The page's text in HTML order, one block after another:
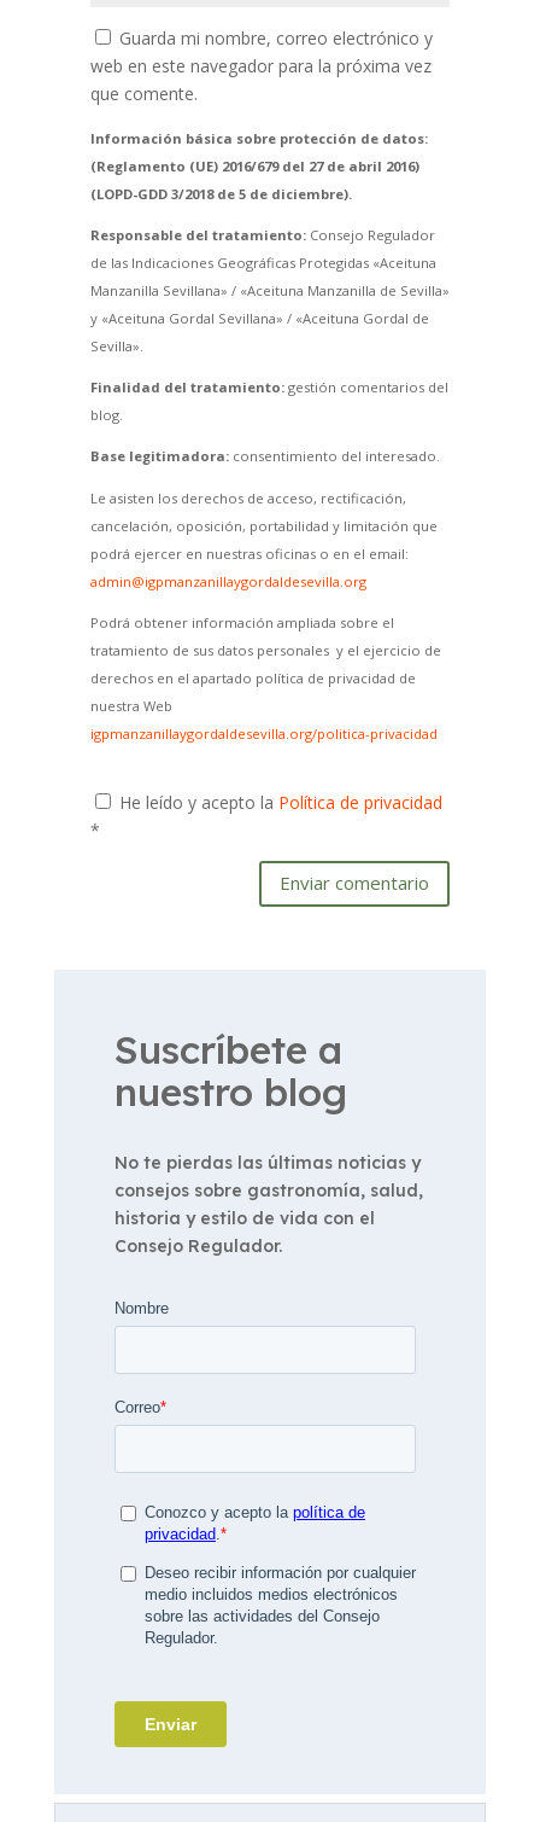
Guarda mi nombre, correo electrónico y
web en este navegador para la próxima vez
que comente.
Información básica sobre protección de datos:
(Reglamento (UE) 2016/679 del 27 de abril 2016)
(LOPD-GDD 3/2018 de 5 de diciembre).
Responsable del tratamiento:Consejo Regulador
de las Indicaciones Geográficas Protegidas «Aceituna
Manzanilla Sevillana» / «Aceituna Manzanilla de Sevilla»
y «Aceituna Gordal Sevillana» / «Aceituna Gordal de
Sevilla».
Finalidad del tratamiento:gestión comentarios del
blog.
Base legitimadora:consentimiento del interesado.
Le asisten los derechos de acceso, rectificación,
cancelación, oposición, portabilidad y limitación que
podrá ejercer en nuestras oficinas o en el email:
admin@igpmanzanillaygordaldesevilla.org
Podrá obtener información ampliada sobre el
tratamiento de sus datos personales y el ejercicio de
derechos en el apartado política de privacidad de
nuestra Web
igpmanzanillaygordaldesevilla.org/politica-privacidad
He leído y acepto la Política de privacidad
*
Enviar comentario
Suscríbete a
nuestro blog
No te pierdas las últimas noticias y
consejos sobre gastronomía, salud,
historia y estilo de vida con el
Consejo Regulador.